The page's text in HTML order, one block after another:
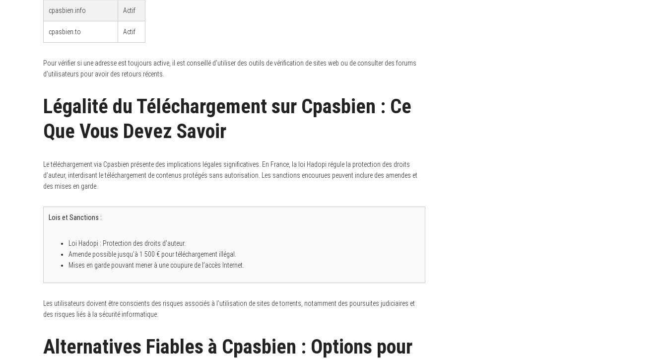
cpasbien.info Actif
cpasbien.to Actif
Pour vérifier si une adresse est toujours active, il est conseillé d’utiliser des outils de vérification de sites web ou de consulter des forums
d’utilisateurs pour avoir des retours récents.
Légalité du Téléchargement sur Cpasbien : Ce
Que Vous Devez Savoir
Le téléchargement via Cpasbien présente des implications légales significatives. En France, la loi Hadopi régule la protection des droits
d’auteur, interdisant le téléchargement de contenus protégés sans autorisation. Les sanctions encourues peuvent inclure des amendes et
des mises en garde.
Lois et Sanctions :
Loi Hadopi : Protection des droits d’auteur.
Amende possible jusqu’à 1 500 € pour téléchargement illégal.
Mises en garde pouvant mener à une coupure de l’accès Internet.
Les utilisateurs doivent être conscients des risques associés à l’utilisation de sites de torrents, notamment des poursuites judiciaires et
des risques liés à la sécurité informatique.
Alternatives Fiables à Cpasbien : Options pour
r
c
: